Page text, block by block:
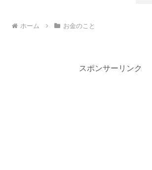
ホーム お金のこと
スポンサーリンク